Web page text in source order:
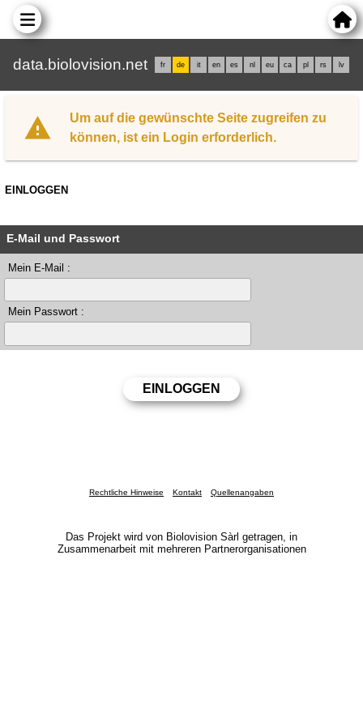
data.biolovision.net fr de it en es nl eu ca pl rs lv
Um auf die gewünschte Seite zugreifen zu
können, ist ein Login erforderlich.
EINLOGGEN
E-Mail und Passwort
Mein E-Mail :
Mein Passwort :
Rechtliche Hinweise Kontakt Quellenangaben
Das Projekt wird von Biolovision Sàrl getragen, in
Zusammenarbeit mit mehreren Partnerorganisationen